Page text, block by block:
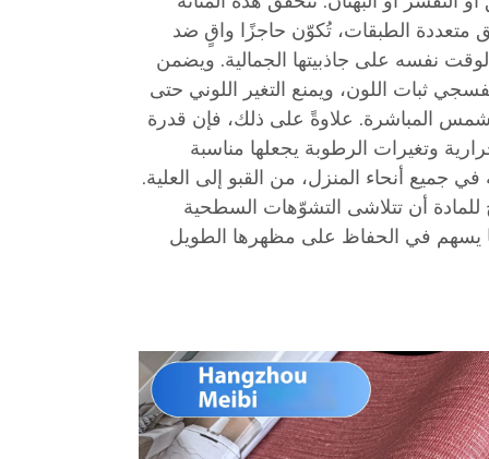
متعددة الطبقات، تُكوّن حاجزًا واقٍ ضد
نفسه على جاذبيتها الجمالية. ويضمن
ثبات اللون، ويمنع التغير اللوني حتى
المباشرة. علاوةً على ذلك، فإن قدرة
وتغيرات الرطوبة يجعلها مناسبة
جميع أنحاء المنزل، من القبو إلى العلية.
للمادة أن تتلاشى التشوّهات السطحية
يسهم في الحفاظ على مظهرها الطويل